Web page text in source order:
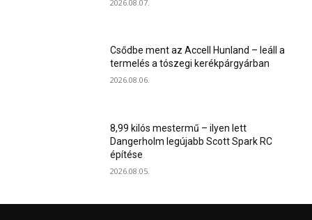
2026.08.07.
Csődbe ment az Accell Hunland – leáll a
termelés a tószegi kerékpárgyárban
2026.08.06.
8,99 kilós mestermű – ilyen lett
Dangerholm legújabb Scott Spark RC
építése
2026.08.05.